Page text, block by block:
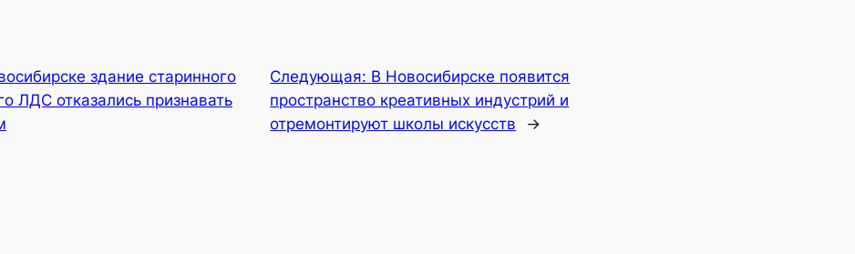
здание старинного
ЛДС отказались признавать
Следующая: В Новосибирске появится
пространство креативных индустрий и
отремонтируют школы искусств
→